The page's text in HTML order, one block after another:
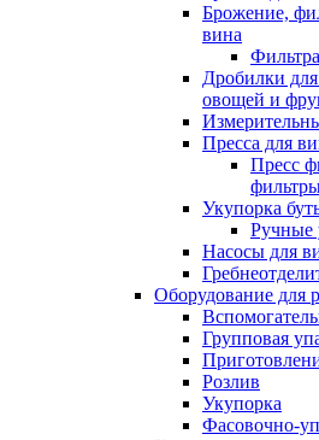
Брожение,
вина
Дробилки
овощей и
Пресса для
Пресс
Укупорка
Ручные
Насосы для
Оборудование для
Групповая
Розлив
Укупорка
Фасовочно-